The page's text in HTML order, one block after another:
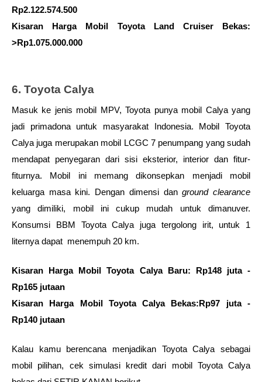
Rp2.122.574.500
Kisaran Harga Mobil Toyota Land Cruiser Bekas:
>Rp1.075.000.000
6. Toyota Calya
Masuk ke jenis mobil MPV, Toyota punya mobil Calya yang
jadi primadona untuk masyarakat Indonesia. Mobil Toyota
Calya juga merupakan mobil LCGC 7 penumpang yang sudah
mendapat penyegaran dari sisi eksterior, interior dan fitur-
fiturnya. Mobil ini memang dikonsepkan menjadi mobil
keluarga masa kini. Dengan dimensi dan ground clearance
yang dimiliki, mobil ini cukup mudah untuk dimanuver.
Konsumsi BBM Toyota Calya juga tergolong irit, untuk 1
liternya dapat  menempuh 20 km.
Kisaran Harga Mobil Toyota Calya Baru: Rp148 juta -
Rp165 jutaan
Kisaran Harga Mobil Toyota Calya Bekas:Rp97 juta -
Rp140 jutaan
Kalau kamu berencana menjadikan Toyota Calya sebagai
mobil pilihan, cek simulasi kredit dari mobil Toyota Calya